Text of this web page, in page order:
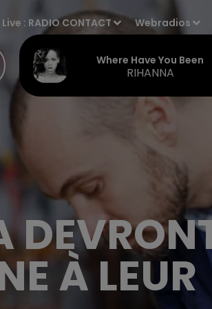
Live : RADIO CONTACT Webradios
Where Have You Been
RIHANNA
À LEUR